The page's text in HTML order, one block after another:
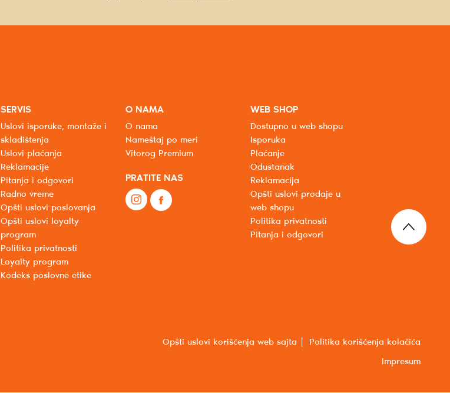
SERVIS
Uslovi isporuke, montaže i
skladištenja
Uslovi plaćanja
Reklamacije
Pitanja i odgovori
Radno vreme
Opšti uslovi poslovanja
Opšti uslovi loyalty
program
Politika privatnosti
Loyalty program
Kodeks poslovne etike
O NAMA
O nama
Nameštaj po meri
Vitorog Premium
PRATITE NAS
WEB SHOP
Dostupno u web shopu
Isporuka
Plaćanje
Odustanak
Reklamacija
Opšti uslovi prodaje u
web shopu
Politika privatnosti
Pitanja i odgovori
Opšti uslovi korišćenja web sajta Politika korišćenja kolačića
Impresum